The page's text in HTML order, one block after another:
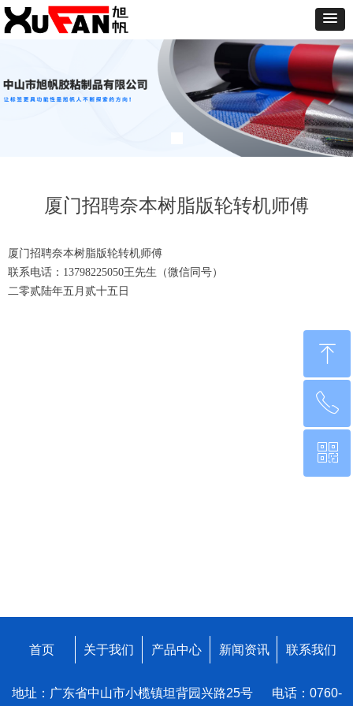
厦门招聘奈本树脂版轮转机师傅
厦门招聘奈本树脂版轮转机师傅
联系电话：13798225050王先生（微信同号）
二零贰陆年五月贰十五日
首页 关于我们 产品中心 新闻资讯 联系我们
地址：广东省中山市小榄镇坦背园兴路25号 电话：0760-
ꁸ
回到顶部
ꂅ
0760-22220651
ꀥ